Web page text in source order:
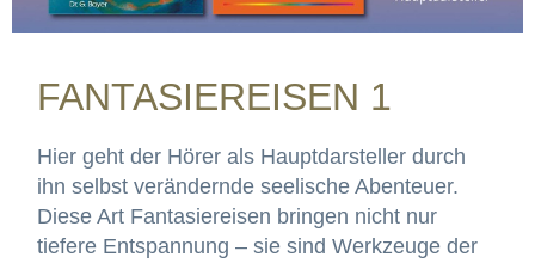
FANTASIEREISEN 1
Hier geht der Hörer als Hauptdarsteller durch
ihn selbst verändernde seelische Abenteuer.
Diese Art Fantasiereisen bringen nicht nur
tiefere Entspannung – sie sind Werkzeuge der